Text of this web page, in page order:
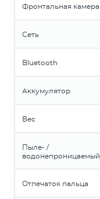
Фронтальная камера
Сеть
Bluetooth
Аккумулятор
Вес
Пыле- /
водонепроницаемый
Отпечаток пальца